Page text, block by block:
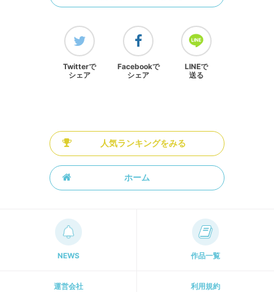
Twitterで
シェア
Facebookで
シェア
LINEで
送る
人気ランキングをみる
ホーム
NEWS 作品一覧
運営会社 利用規約